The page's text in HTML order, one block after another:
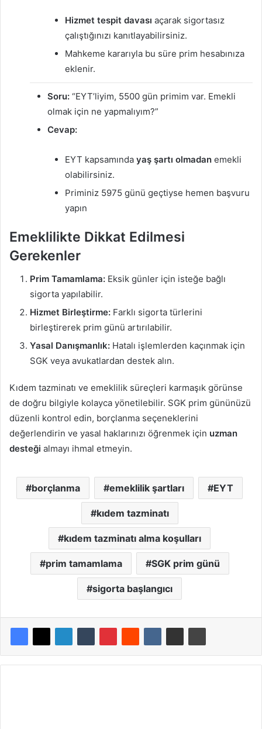
Hizmet tespit davası açarak sigortasız
çalıştığınızı kanıtlayabilirsiniz.
Mahkeme kararıyla bu süre prim hesabınıza
eklenir.
Soru: “EYT’liyim, 5500 gün primim var. Emekli
olmak için ne yapmalıyım?”
Cevap:
EYT kapsamında yaş şartı olmadan emekli
olabilirsiniz.
Priminiz 5975 günü geçtiyse hemen başvuru
yapın
Emeklilikte Dikkat Edilmesi
Gerekenler
Prim Tamamlama: Eksik günler için isteğe bağlı
sigorta yapılabilir.
Hizmet Birleştirme: Farklı sigorta türlerini
birleştirerek prim günü artırılabilir.
Yasal Danışmanlık: Hatalı işlemlerden kaçınmak için
SGK veya avukatlardan destek alın.
Kıdem tazminatı ve emeklilik süreçleri karmaşık görünse
de doğru bilgiyle kolayca yönetilebilir. SGK prim gününüzü
düzenli kontrol edin, borçlanma seçeneklerini
değerlendirin ve yasal haklarınızı öğrenmek için uzman
desteği almayı ihmal etmeyin.
borçlanma emeklilik şartları EYT
kıdem tazminatı
kıdem tazminatı alma koşulları
prim tamamlama SGK prim günü
sigorta başlangıcı